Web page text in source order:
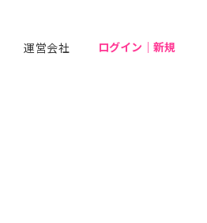
運営会社 ログイン｜新規